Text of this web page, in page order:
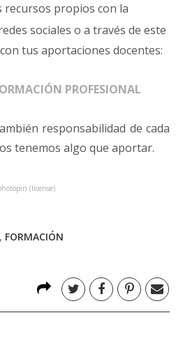
propios con la
sociales o a través de este
tus aportaciones docentes:
PROFESIONAL
responsabilidad de cada
tenemos algo que aportar.
(license)
, FORMACIÓN